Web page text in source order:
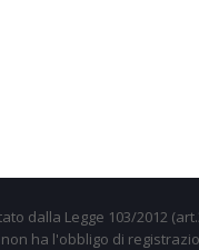
dalla Legge 103/2012
ha l'obbligo di